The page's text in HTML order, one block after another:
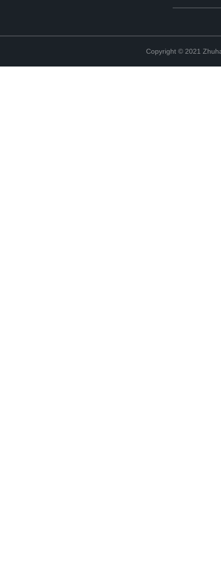
Copyright © 2021